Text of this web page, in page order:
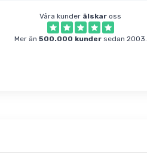
Våra kunder älskar oss
Mer än 500.000 kundersedan 2003.